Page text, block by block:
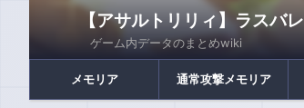
【アサルトリリィ】ラスバ
ゲーム内データのまとめwiki
メモリア 通常攻撃メモリア